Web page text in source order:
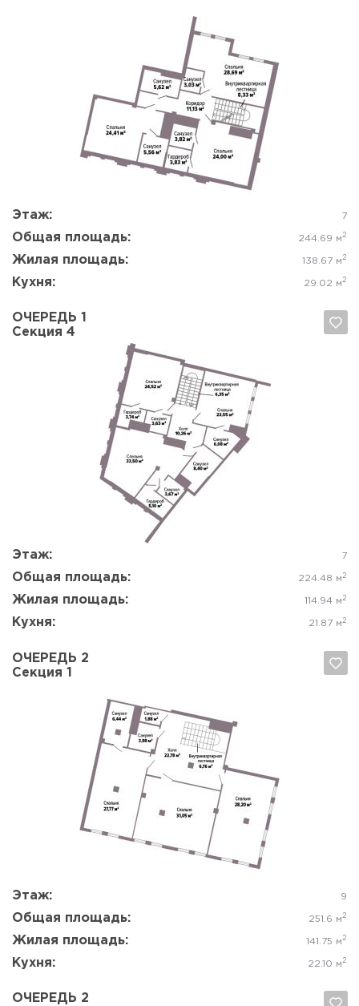
Этаж: 7
Общая площадь: 244.69 м 2
Жилая площадь: 138.67 м 2
Кухня: 29.02 м 2
Да, удалить Отмена
ОЧЕРЕДЬ 1
Секция 4
Этаж: 7
Общая площадь: 224.48 м 2
Жилая площадь: 114.94 м 2
Кухня: 21.87 м 2
Да, удалить Отмена
ОЧЕРЕДЬ 2
Секция 1
Этаж: 9
Общая площадь: 251.6 м 2
Жилая площадь: 141.75 м 2
Кухня: 22.10 м 2
Да, удалить Отмена
ОЧЕРЕДЬ 2